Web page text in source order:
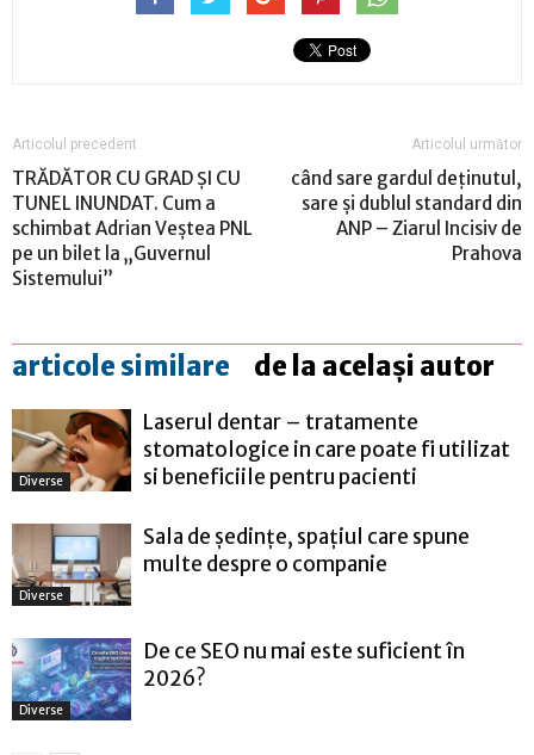
Articolul precedent
TRĂDĂTOR CU GRAD ȘI CU
TUNEL INUNDAT. Cum a
schimbat Adrian Veștea PNL
pe un bilet la „Guvernul
Sistemului”
Articolul următor
când sare gardul deținutul,
sare și dublul standard din
ANP – Ziarul Incisiv de
Prahova
articole similare de la același autor
Diverse
Laserul dentar – tratamente
stomatologice in care poate fi utilizat
si beneficiile pentru pacienti
Diverse
Sala de ședințe, spațiul care spune
multe despre o companie
Diverse
De ce SEO nu mai este suficient în
2026?